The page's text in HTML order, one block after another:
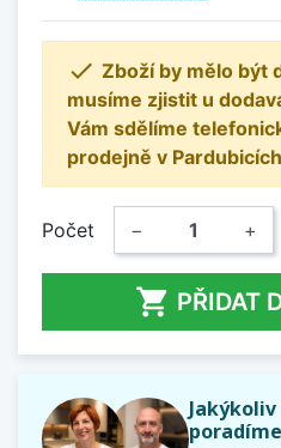
 Zboží by mělo být
musíme zjistit u
Vám sdělíme
prodejně v
Počet − +
 PŘIDAT